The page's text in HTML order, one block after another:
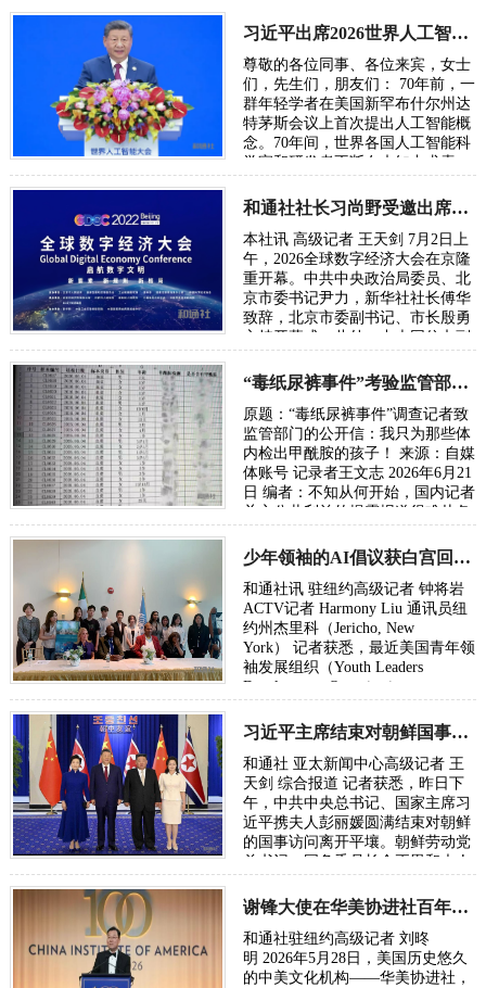
习近平出席2026世界人工智能大会呼吁携手构建公正合理的全球人工智能治理体系
尊敬的各位同事、各位来宾，女士
们，先生们，朋友们： 70年前，一
群年轻学者在美国新罕布什尔州达
特茅斯会议上首次提出人工智能概
念。70年间，世界各国人工智能科
学家和研发者不断在未知中求索、
年后，…
和通社社长习尚野受邀出席2026年全球数字经济大会
本社讯 高级记者 王天剑 7月2日上
午，2026全球数字经济大会在京隆
重开幕。中共中央政治局委员、北
京市委书记尹力，新华社社长傅华
致辞，北京市委副书记、市长殷勇
主持开幕式。此外，中央网信办副
国家发…
“毒纸尿裤事件”考验监管部门的党性初心与执法能力
原题：“毒纸尿裤事件”调查记者致
监管部门的公开信：我只为那些体
内检出甲酰胺的孩子！ 来源：自媒
体账号 记录者王文志 2026年6月21
日 编者：不知从何开始，国内记者
关心公共利益的揭露报道很难从各
或者…
少年领袖的AI倡议获白宫回信：总统鼓励下一代投身AI时代
和通社讯 驻纽约高级记者 钟将岩
ACTV记者 Harmony Liu 通讯员纽
约州杰里科（Jericho, New
York） 记者获悉，最近美国青年领
袖发展组织（Youth Leaders
Development Organization，
AI与信息技术负责人Eric …
习近平主席结束对朝鲜国事访问昨日已返京
和通社 亚太新闻中心高级记者 王
天剑 综合报道 记者获悉，昨日下
午，中共中央总书记、国家主席习
近平携夫人彭丽媛圆满结束对朝鲜
的国事访问离开平壤。朝鲜劳动党
总书记、国务委员长金正恩和夫人
人彭丽媛…
谢锋大使在华美协进社百年庆典礼赞新时代东西方文明交流
和通社驻纽约高级记者 刘昸
明 2026年5月28日，美国历史悠久
的中美文化机构——华美协进社，